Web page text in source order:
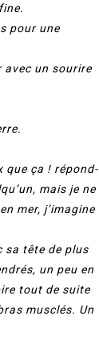
pour une
avec un sourire
que ça ! répond-
mais je ne
mer, j’imagine
sa tête de plus
un peu en
tout de suite
musclés. Un